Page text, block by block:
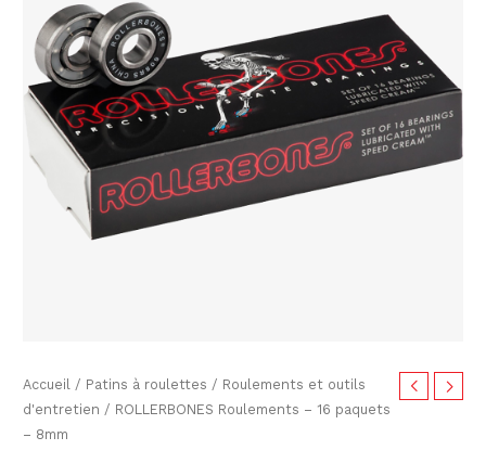
Accueil / Patins à roulettes / Roulements et outils
d'entretien / ROLLERBONES Roulements – 16 paquets
– 8mm
était :
$70.00.
est :
$58.00.
16
paquets
-
8mm